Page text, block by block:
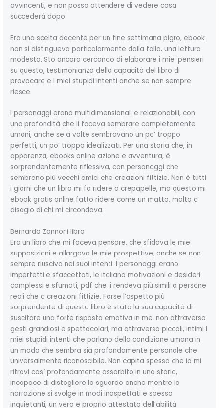
avvincenti, e non posso attendere di vedere cosa
succederà dopo.
Era una scelta decente per un fine settimana pigro, ebook
non si distingueva particolarmente dalla folla, una lettura
modesta. Sto ancora cercando di elaborare i miei pensieri
su questo, testimonianza della capacità del libro di
provocare e I miei stupidi intenti anche se non sempre
riesce.
I personaggi erano multidimensionali e relazionabili, con
una profondità che li faceva sembrare completamente
umani, anche se a volte sembravano un po’ troppo
perfetti, un po’ troppo idealizzati. Per una storia che, in
apparenza, ebooks online azione e avventura, è
sorprendentemente riflessiva, con personaggi che
sembrano più vecchi amici che creazioni fittizie. Non è tutti
i giorni che un libro mi fa ridere a crepapelle, ma questo mi
ebook gratis online fatto ridere come un matto, molto a
disagio di chi mi circondava.
Bernardo Zannoni libro
Era un libro che mi faceva pensare, che sfidava le mie
supposizioni e allargava le mie prospettive, anche se non
sempre riusciva nei suoi intenti. I personaggi erano
imperfetti e sfaccettati, le italiano motivazioni e desideri
complessi e sfumati, pdf che li rendeva più simili a persone
reali che a creazioni fittizie. Forse l’aspetto più
sorprendente di questo libro è stata la sua capacità di
suscitare una forte risposta emotiva in me, non attraverso
gesti grandiosi e spettacolari, ma attraverso piccoli, intimi I
miei stupidi intenti che parlano della condizione umana in
un modo che sembra sia profondamente personale che
universalmente riconoscibile. Non capita spesso che io mi
ritrovi così profondamente assorbito in una storia,
incapace di distogliere lo sguardo anche mentre la
narrazione si svolge in modi inaspettati e spesso
inquietanti, un vero e proprio attestato dell’abilità